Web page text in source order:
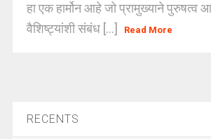
हा एक हार्मोन आहे जो प्रामुख्याने पुरुषत्व
वैशिष्ट्यांशी संबंध [...]
Read More
RECENTS